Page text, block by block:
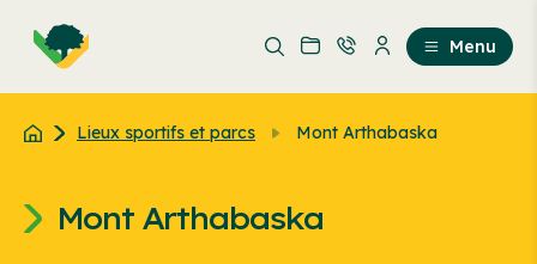
contenu
au
contenu
Menu
Lieux sportifs et parcs Mont Arthabaska
Mont Arthabaska